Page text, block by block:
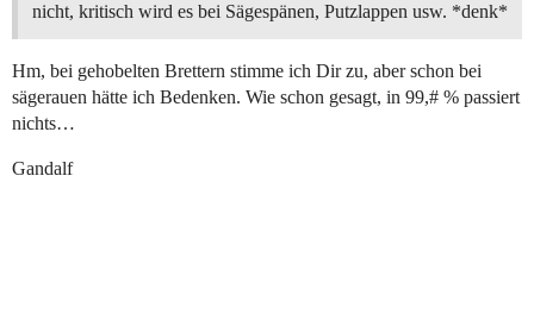
nicht, kritisch wird es bei Sägespänen, Putzlappen usw. *denk*
Hm, bei gehobelten Brettern stimme ich Dir zu, aber schon bei
sägerauen hätte ich Bedenken. Wie schon gesagt, in 99,# % passiert
nichts…
Gandalf